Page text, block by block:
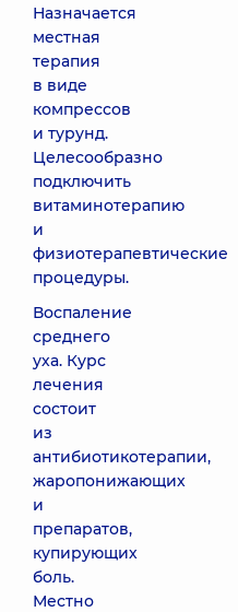
Назначается
местная
терапия
в виде
компрессов
и турунд.
Целесообразно
подключить
витаминотерапию
и
физиотерапевтические
процедуры.
Воспаление
среднего
уха. Курс
лечения
состоит
из
антибиотикотерапии,
жаропонижающих
и
препаратов,
купирующих
боль.
Местно